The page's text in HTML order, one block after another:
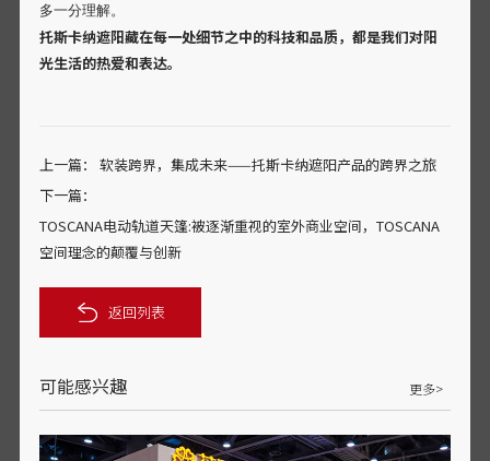
多一分理解。
托斯卡纳遮阳藏在每一处细节之中的科技和品质，都是我们对阳
光生活的热爱和表达。
上一篇：
软装跨界，集成未来——托斯卡纳遮阳产品的跨界之旅
下一篇：
TOSCANA电动轨道天篷:被逐渐重视的室外商业空间，TOSCANA
空间理念的颠覆与创新
返回列表
可能感兴趣 更多>